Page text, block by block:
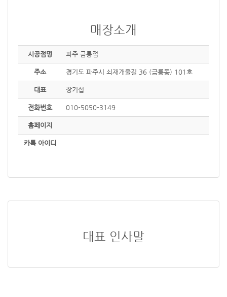
매장소개
시공점명 파주 금릉점
주소 경기도 파주시 쇠재개울길 36 (금릉동) 101호
대표 장기섭
전화번호 010-5050-3149
홈페이지
카톡 아이디
대표 인사말